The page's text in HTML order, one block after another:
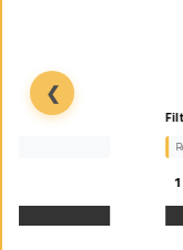
Filtr Powietrza SL8126
❮